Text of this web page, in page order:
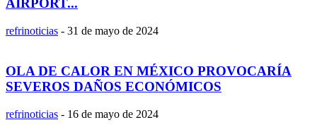
AIRPORT...
refrinoticias - 31 de mayo de 2024
OLA DE CALOR EN MÉXICO PROVOCARÍA
SEVEROS DAÑOS ECONÓMICOS
refrinoticias - 16 de mayo de 2024